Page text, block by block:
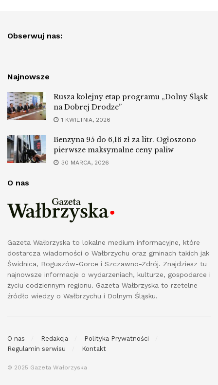
Obserwuj nas:
Najnowsze
Rusza kolejny etap programu „Dolny Śląsk
na Dobrej Drodze”
1 KWIETNIA, 2026
Benzyna 95 do 6,16 zł za litr. Ogłoszono
pierwsze maksymalne ceny paliw
30 MARCA, 2026
O nas
Gazeta Wałbrzyska to lokalne medium informacyjne, które
dostarcza wiadomości o Wałbrzychu oraz gminach takich jak
Świdnica, Boguszów-Gorce i Szczawno-Zdrój. Znajdziesz tu
najnowsze informacje o wydarzeniach, kulturze, gospodarce i
życiu codziennym regionu. Gazeta Wałbrzyska to rzetelne
źródło wiedzy o Wałbrzychu i Dolnym Śląsku.
O nas Redakcja
Polityka Prywatności
Regulamin serwisu
Kontakt
© 2025 Gazeta Wałbrzyska